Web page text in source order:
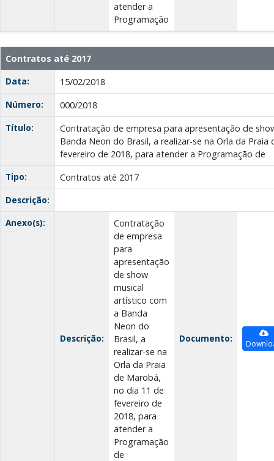
atender a
Programação
Contratos até 2017
Data:
15/02/2018
Número:
000/2018
Título:
Contratação de empresa para apresentação de
Banda Neon do Brasil, a realizar-se na Orla da
fevereiro de 2018, para atender a Programação de
Tipo:
Contratos até 2017
Descrição:
Anexo(s):
Descrição:
Contratação
de empresa
para
apresentação
de show
musical
artístico com
a Banda
Neon do
Brasil, a
realizar-se na
Orla da Praia
de Marobá,
no dia 11 de
fevereiro de
2018, para
atender a
Programação
de
Documento: